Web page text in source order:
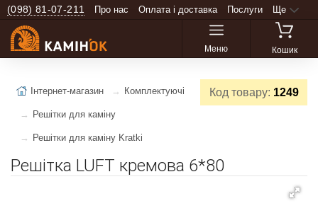
(098) 81-07-211 Про нас Оплата і доставка Послуги Ще
Меню Кошик
Код товару: 1249
Інтернет-магазин Комплектуючі
Решітки для каміну
Решітки для каміну Kratki
Решітка LUFT кремова 6*80